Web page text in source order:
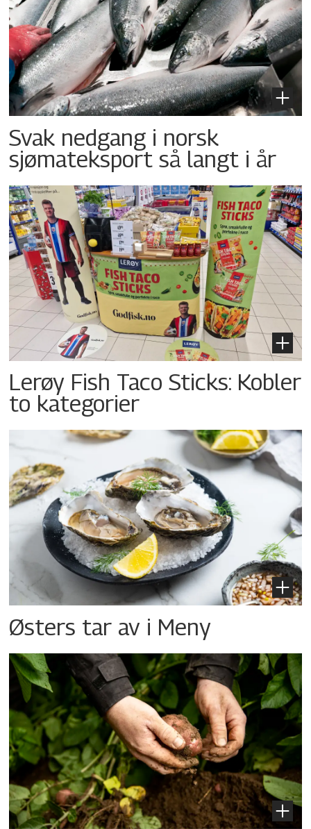
Svak nedgang i norsk
sjømateksport så langt i år
Lerøy Fish Taco Sticks: Kobler
to kategorier
Østers tar av i Meny